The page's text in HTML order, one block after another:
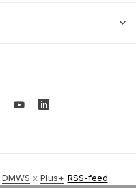
DMWS x Plus+ RSS-feed